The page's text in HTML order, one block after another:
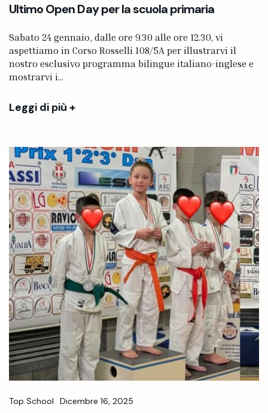
Ultimo Open Day per la scuola primaria
Sabato 24 gennaio, dalle ore 9.30 alle ore 12.30, vi
aspettiamo in Corso Rosselli 108/5A per illustrarvi il
nostro esclusivo programma bilingue italiano-inglese e
mostrarvi i...
Leggi di più +
Top School Dicembre 16, 2025